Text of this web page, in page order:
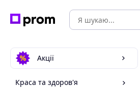
Акції
Краса та здоров'я